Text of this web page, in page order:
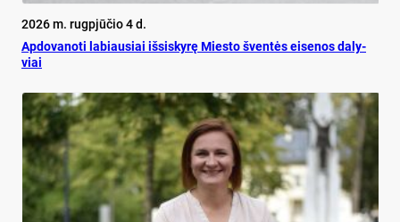
2026 m. rugpjūčio 4 d.
Ap­do­va­no­ti la­biau­siai iš­si­sky­rę Mies­to šven­tės ei­se­nos da­ly­
viai